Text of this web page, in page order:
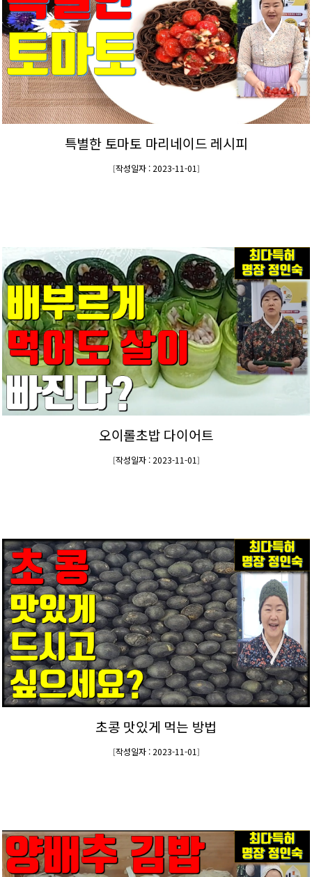
특별한 토마토 마리네이드 레시피
[작성일자 : 2023-11-01]
오이롤초밥 다이어트
[작성일자 : 2023-11-01]
초콩 맛있게 먹는 방법
[작성일자 : 2023-11-01]